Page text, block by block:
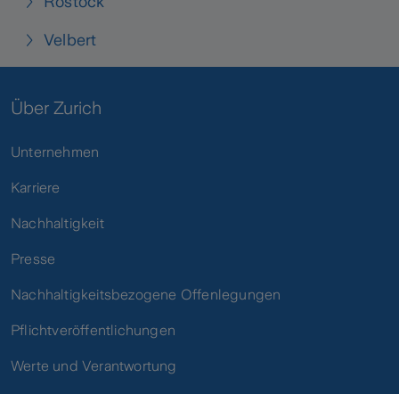
Velbert
Über Zurich
Unternehmen
Karriere
Nachhaltigkeit
Presse
Nachhaltigkeitsbezogene Offenlegungen
Pflichtveröffentlichungen
Werte und Verantwortung